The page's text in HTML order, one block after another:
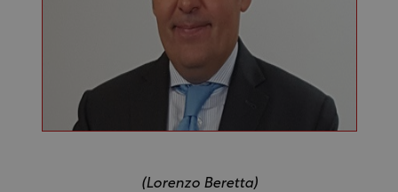
(Lorenzo Beretta)